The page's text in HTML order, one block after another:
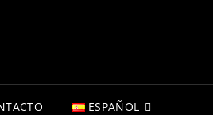
ESPAÑOL